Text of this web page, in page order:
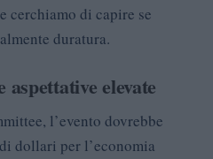
cerchiamo di capire se
duratura.
elevate
l’evento dovrebbe
dollari per l’economia